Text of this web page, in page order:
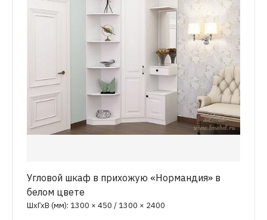
Угловой шкаф в прихожую «Нормандия» в
белом цвете
ШхГхВ (мм): 1300 × 450 / 1300 × 2400